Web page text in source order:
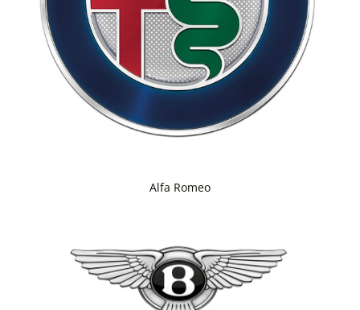
Alfa Romeo